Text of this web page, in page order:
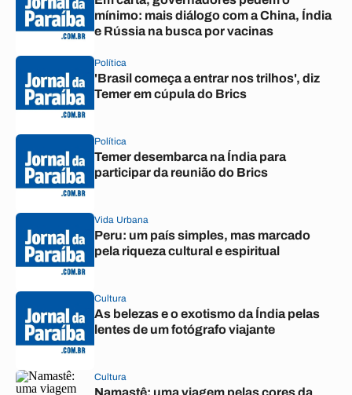
mínimo: mais diálogo com a China, Índia
e Rússia na busca por vacinas
Política
'Brasil começa a entrar nos trilhos', diz
Temer em cúpula do Brics
Política
Temer desembarca na Índia para
participar da reunião do Brics
Vida Urbana
Peru: um país simples, mas marcado
pela riqueza cultural e espiritual
Cultura
As belezas e o exotismo da Índia pelas
lentes de um fotógrafo viajante
Cultura
Namastê: uma viagem pelas cores da